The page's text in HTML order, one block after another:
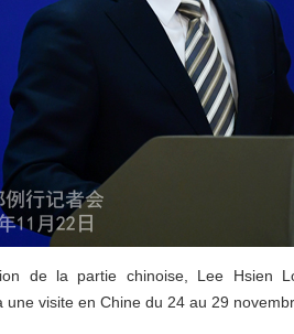
de la partie chinoise, Lee Hsien
une visite en Chine du 24 au 29